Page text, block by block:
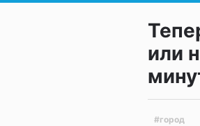
или
#город